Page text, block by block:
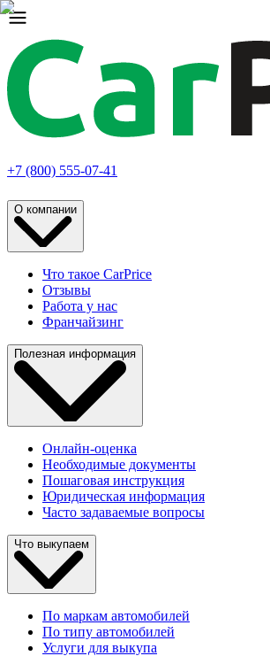
+7 (800) 555-07-41
О компании
Что такое CarPrice
Отзывы
Работа у нас
Франчайзинг
Полезная информация
Онлайн-оценка
Необходимые документы
Пошаговая инструкция
Юридическая информация
Часто задаваемые вопросы
Что выкупаем
По маркам автомобилей
По типу автомобилей
Услуги для выкупа